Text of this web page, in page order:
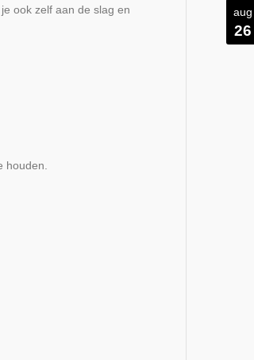
ook zelf aan de slag en
houden.
aug
26